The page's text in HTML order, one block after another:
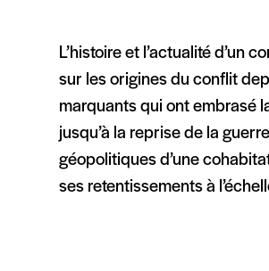
L’histoire et l’actualité d’un
sur les origines du conflit
marquants qui ont embrasé
jusqu’à la reprise de la
géopolitiques d’une
ses retentissements à